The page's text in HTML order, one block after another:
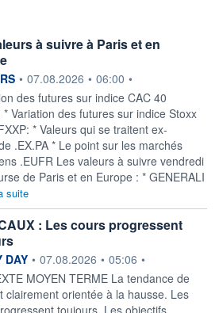
à suivre à Paris et en
fournie par
• 07.08.2026 • 06:00 •
des futures sur indice CAC 40
* Variation des futures sur indice Stoxx
* Valeurs qui se traitent ex-
.EX.PA * Le point sur les marchés
.EUFR Les valeurs à suivre vendredi
de Paris et en Europe : * GENERALI
suite
: Les cours progressent
fournie par
DAY • 07.08.2026 • 05:06 •
MOYEN TERME La tendance de
clairement orientée à la hausse. Les